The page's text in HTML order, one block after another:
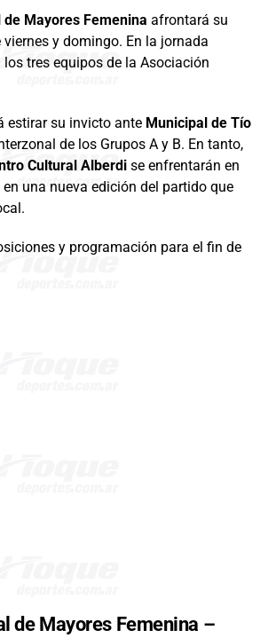
de Mayores Femenina afrontará su
y domingo. En la jornada
tres equipos de la Asociación
estirar su invicto ante Municipal de Tío
de los Grupos A y B. En tanto,
Cultural Alberdi se enfrentarán en
una nueva edición del partido que
y programación para el fin de
de Mayores Femenina –